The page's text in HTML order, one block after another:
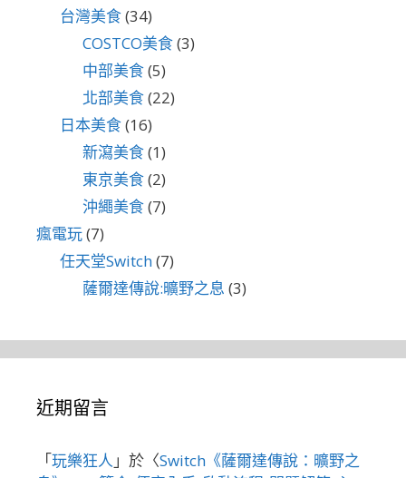
台灣美食(34)
COSTCO美食(3)
中部美食(5)
北部美食(22)
日本美食(16)
新瀉美食(1)
東京美食(2)
沖繩美食(7)
瘋電玩(7)
任天堂Switch(7)
薩爾達傳說:曠野之息 (3)
近期留言
「玩樂狂人 」於〈Switch《薩爾達傳說：曠野之